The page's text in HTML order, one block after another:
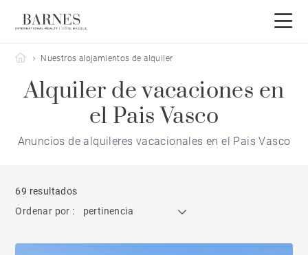
Barnes Côte Basque
Nuestros alojamientos de alquiler
Alquiler de vacaciones en
el Pais Vasco
Anuncios de alquileres vacacionales en el Pais Vasco
69 resultados
Ordenar por :
pertinencia